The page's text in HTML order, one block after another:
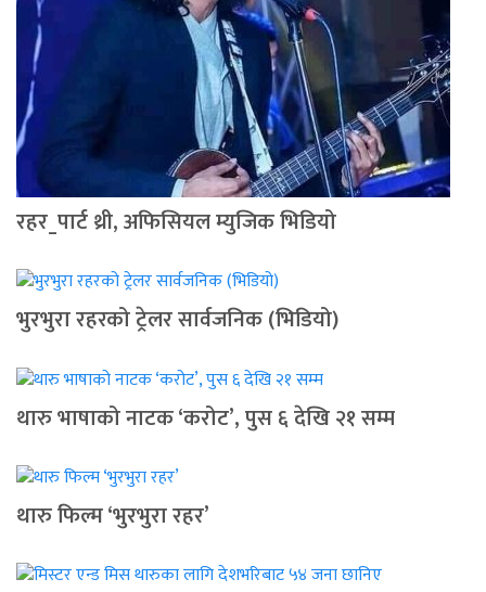
रहर_पार्ट थ्री, अफिसियल म्युजिक भिडियो
भुरभुरा रहरको ट्रेलर सार्वजनिक (भिडियो)
थारु भाषाको नाटक ‘करोट’, पुस ६ देखि २१ सम्म
थारु फिल्म ‘भुरभुरा रहर’